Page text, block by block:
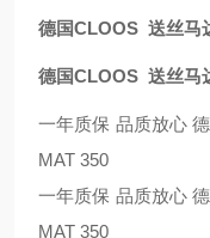
德国CLOOS 送丝马
德国CLOOS 送丝马
一年质保 品质放心
MAT 350
一年质保 品质放心
MAT 350